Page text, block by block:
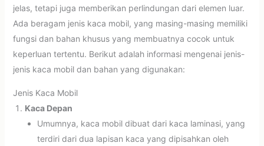
jelas, tetapi juga memberikan perlindungan dari elemen luar.
Ada beragam jenis kaca mobil, yang masing-masing memiliki
fungsi dan bahan khusus yang membuatnya cocok untuk
keperluan tertentu. Berikut adalah informasi mengenai jenis-
jenis kaca mobil dan bahan yang digunakan:
Jenis Kaca Mobil
Kaca Depan
Umumnya, kaca mobil dibuat dari kaca laminasi, yang
terdiri dari dua lapisan kaca yang dipisahkan oleh